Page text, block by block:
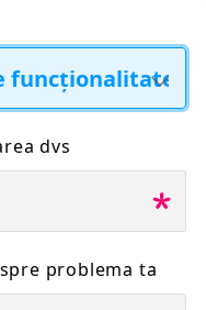
dvs
problema ta